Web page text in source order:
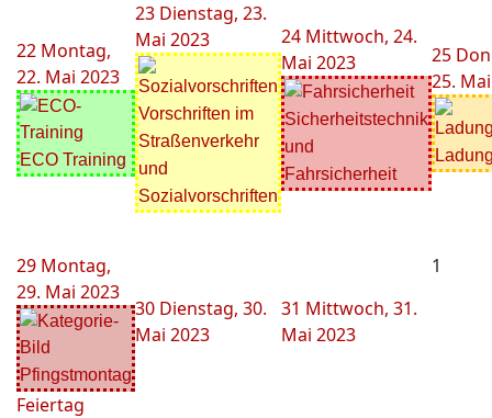
22 Montag,
22. Mai 2023
ECO Training
23 Dienstag, 23.
Mai 2023
Vorschriften im
Straßenverkehr
und
Sozialvorschriften
24 Mittwoch, 24.
Mai 2023
Sicherheitstechnik
und
Fahrsicherheit
25
25.
29 Montag,
29. Mai 2023
Pfingstmontag
30 Dienstag, 30.
Mai 2023
31 Mittwoch, 31.
Mai 2023
1
Feiertag